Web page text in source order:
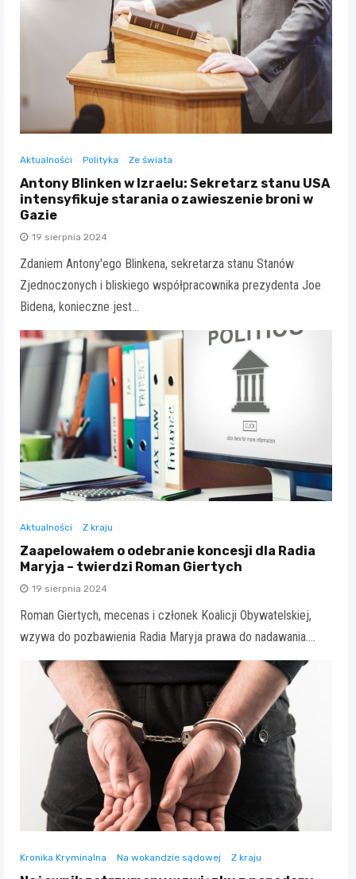
Aktualności Polityka Ze świata
Antony Blinken w Izraelu: Sekretarz stanu USA
intensyfikuje starania o zawieszenie broni w
Gazie
19 sierpnia 2024
Zdaniem Antony'ego Blinkena, sekretarza stanu Stanów
Zjednoczonych i bliskiego współpracownika prezydenta Joe
Bidena, konieczne jest…
Aktualności Z kraju
Zaapelowałem o odebranie koncesji dla Radia
Maryja – twierdzi Roman Giertych
19 sierpnia 2024
Roman Giertych, mecenas i członek Koalicji Obywatelskiej,
wzywa do pozbawienia Radia Maryja prawa do nadawania.…
Kronika Kryminalna Na wokandzie sądowej Z kraju